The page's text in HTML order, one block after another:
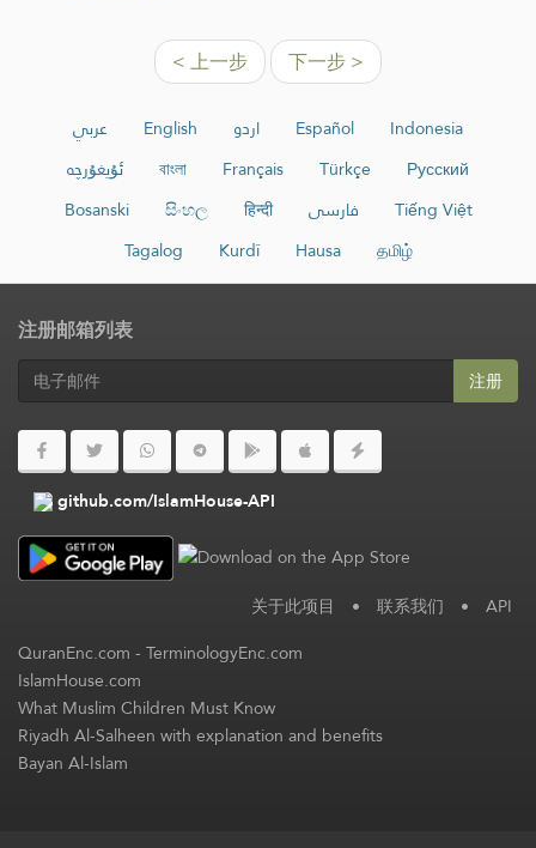
< 上一步 下一步 >
عربي English اردو Español
Indonesia
ئۇيغۇرچە
বাংলা Français Türkçe
Русский
Bosanski
සිංහල हिन्दी فارسی
Tiếng Việt
Tagalog
Kurdî Hausa தமிழ்
注册邮箱列表
注册
github.com/IslamHouse-API
关于此项目 • 联系我们 • API
QuranEnc.com-TerminologyEnc.com
IslamHouse.com
What Muslim Children Must Know
Riyadh Al-Salheen with explanation and benefits
Bayan Al-Islam